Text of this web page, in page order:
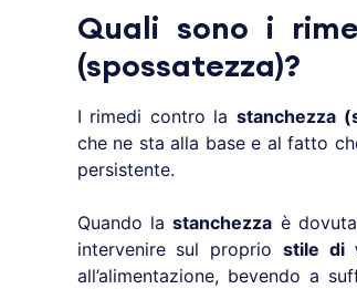
Quali sono i
(spossatezza)?
I rimedi contro lastanchezza
che ne sta alla base e al fatto
persistente.
Quando lastanchezza è
intervenire sul proprio stile di
all’alimentazione, bevendo a